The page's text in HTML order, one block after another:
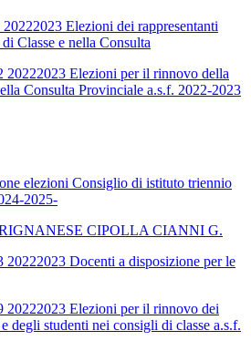
Elezioni dei rappresentanti
Classe e nella Consulta
Elezioni per il rinnovo della
Consulta Provinciale a.s.f. 2022-2023
elezioni Consiglio di istituto triennio
2025-
CIPOLLA CIANNI G.
Docenti a disposizione per le
Elezioni per il rinnovo dei
degli studenti nei consigli di classe a.s.f.